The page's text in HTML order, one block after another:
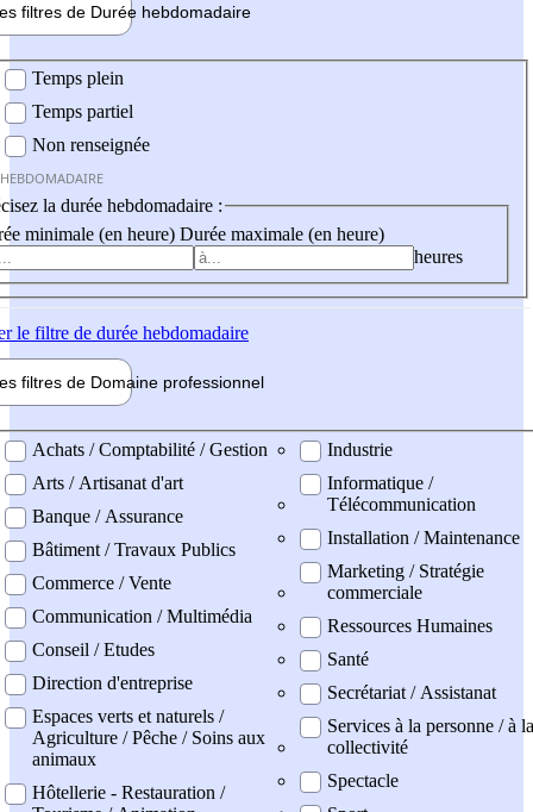
filtres de Durée hebdomadaire
Temps plein
Temps partiel
Non renseignée
la durée hebdomadaire :
minimale (en heure) Durée maximale (en heure)
heures
le filtre de durée hebdomadaire
filtres de Domaine professionnel
professionel
Achats / Comptabilité / Gestion
Arts / Artisanat d'art
Banque / Assurance
Bâtiment / Travaux Publics
Commerce / Vente
Communication / Multimédia
Conseil / Etudes
Direction d'entreprise
Espaces verts et naturels /
Agriculture / Pêche / Soins aux
animaux
Hôtellerie - Restauration /
Industrie
Informatique /
Télécommunication
Installation / Maintenance
Marketing / Stratégie
commerciale
Ressources Humaines
Santé
Secrétariat / Assistanat
Services à la personne / à la
collectivité
Spectacle